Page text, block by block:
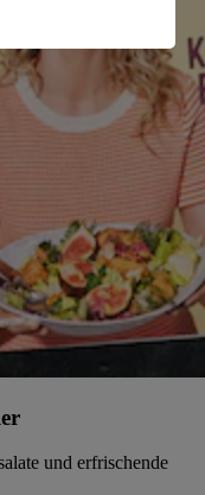
und erfrischende
Seite findest du